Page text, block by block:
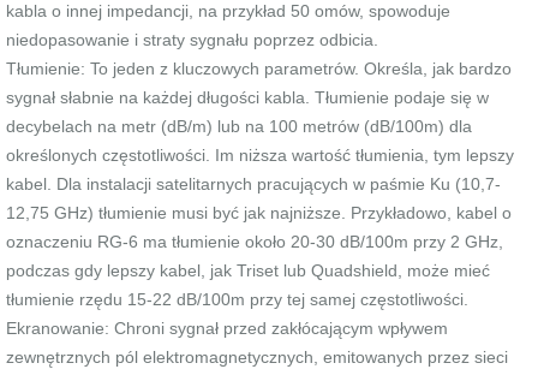
kabla o innej impedancji, na przykład 50 omów, spowoduje
niedopasowanie i straty sygnału poprzez odbicia.
Tłumienie: To jeden z kluczowych parametrów. Określa, jak bardzo
sygnał słabnie na każdej długości kabla. Tłumienie podaje się w
decybelach na metr (dB/m) lub na 100 metrów (dB/100m) dla
określonych częstotliwości. Im niższa wartość tłumienia, tym lepszy
kabel. Dla instalacji satelitarnych pracujących w paśmie Ku (10,7-
12,75 GHz) tłumienie musi być jak najniższe. Przykładowo, kabel o
oznaczeniu RG-6 ma tłumienie około 20-30 dB/100m przy 2 GHz,
podczas gdy lepszy kabel, jak Triset lub Quadshield, może mieć
tłumienie rzędu 15-22 dB/100m przy tej samej częstotliwości.
Ekranowanie: Chroni sygnał przed zakłócającym wpływem
zewnętrznych pól elektromagnetycznych, emitowanych przez sieci